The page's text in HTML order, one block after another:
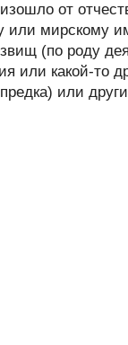
от
или мирскому
(по роду
или какой-то
или